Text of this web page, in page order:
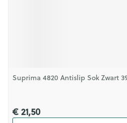
Suprima 4820 Antislip Sok Zwart
€ 21,50